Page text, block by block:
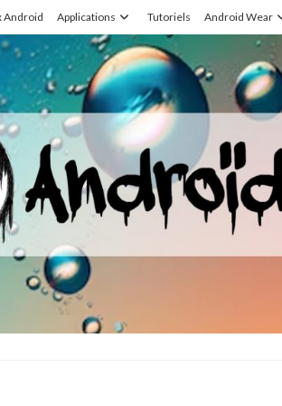
Android Applications Tutoriels Android Wear